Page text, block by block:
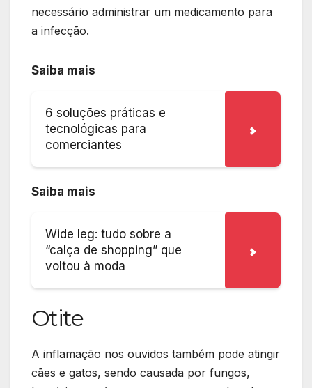
necessário administrar um medicamento para
a infecção.
Saiba mais
6 soluções práticas e
tecnológicas para
comerciantes
Saiba mais
Wide leg: tudo sobre a
“calça de shopping” que
voltou à moda
Otite
A inflamação nos ouvidos também pode atingir
cães e gatos, sendo causada por fungos,